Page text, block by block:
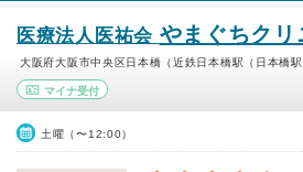
医療法人医祐会 やまぐちクリ
大阪府大阪市中央区日本橋（近鉄日本橋駅（日本橋
マイナ受付
土曜（〜12:00）